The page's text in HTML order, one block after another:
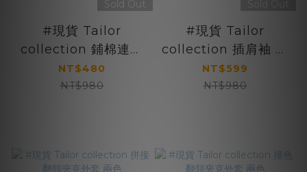
Sold Out
#現貨 Tailor
collection 鋪棉連帽
外套 兩色
NT$480
NT$980
#現貨 Tailor
collection 插肩袖 拉
鍊外套 兩色
NT$599
NT$980